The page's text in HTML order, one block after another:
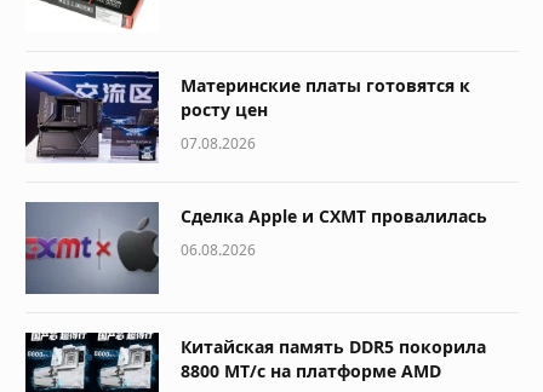
Материнские платы готовятся к
росту цен
07.08.2026
Сделка Apple и CXMT провалилась
06.08.2026
Китайская память DDR5 покорила
8800 МТ/с на платформе AMD